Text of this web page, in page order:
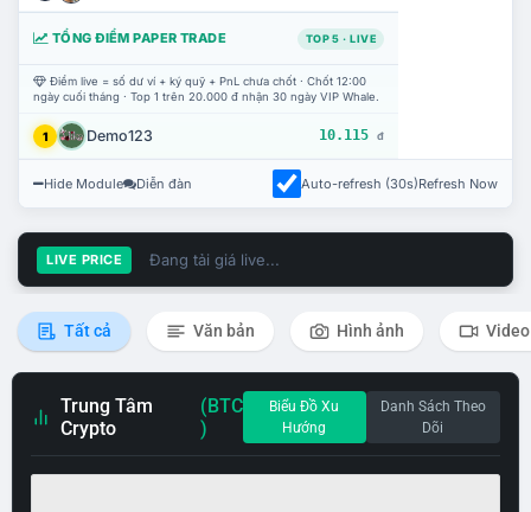
TỔNG ĐIỂM PAPER TRADE TOP 5 · LIVE
Điểm live = số dư ví + ký quỹ + PnL chưa chốt · Chốt 12:00
ngày cuối tháng · Top 1 trên 20.000 đ nhận 30 ngày VIP Whale.
1 Demo123 10.115 đ
Hide Module Diễn đàn Auto-refresh (30s)Refresh Now
LIVE PRICE Đang tải giá live...
Tất cả Văn bản Hình ảnh Video
Trung Tâm
Crypto
(BTC
)
Biểu Đồ Xu
Hướng
Danh Sách Theo
Dõi